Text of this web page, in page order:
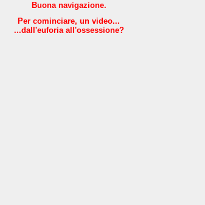
Buona navigazione.
Per cominciare, un video...
...dall'euforia all'ossessione?